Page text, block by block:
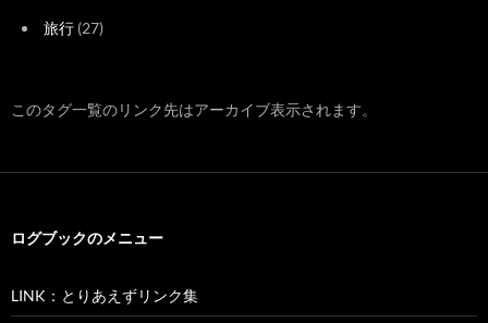
旅行 (27)
このタグ一覧のリンク先はアーカイブ表示されます。
ログブックのメニュー
LINK：とりあえずリンク集